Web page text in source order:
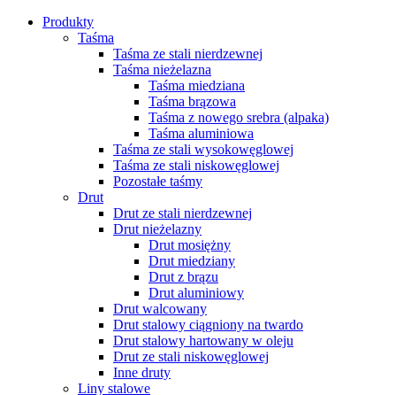
Produkty
Taśma
Taśma ze stali nierdzewnej
Taśma nieżelazna
Taśma miedziana
Taśma brązowa
Taśma z nowego srebra (alpaka)
Taśma aluminiowa
Taśma ze stali wysokowęglowej
Taśma ze stali niskowęglowej
Pozostałe taśmy
Drut
Drut ze stali nierdzewnej
Drut nieżelazny
Drut mosiężny
Drut miedziany
Drut z brązu
Drut aluminiowy
Drut walcowany
Drut stalowy ciągniony na twardo
Drut stalowy hartowany w oleju
Drut ze stali niskowęglowej
Inne druty
Liny stalowe